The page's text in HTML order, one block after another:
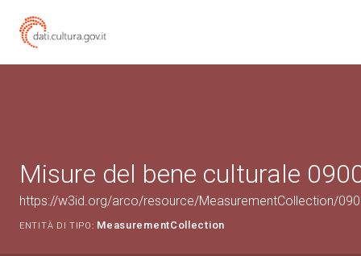
Misure del bene culturale
https://w3id.org/arco/resource/MeasurementCollection/
ENTITÀ DI TIPO: MeasurementCollection